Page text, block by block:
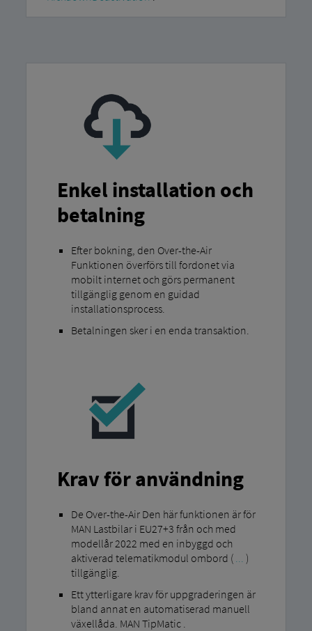
Enkel installation och
betalning
Efter bokning, den Over-the-Air
Funktionen överförs till fordonet via
mobilt internet och görs permanent
tillgänglig genom en guidad
installationsprocess.
Betalningen sker i en enda transaktion.
Krav för användning
De Over-the-Air Den här funktionen är för
MAN Lastbilar i EU27+3 från och med
modellår 2022 med en inbyggd och
aktiverad telematikmodul ombord (
)
tillgänglig.
Ett ytterligare krav för uppgraderingen är
bland annat en automatiserad manuell
växellåda. MAN TipMatic .